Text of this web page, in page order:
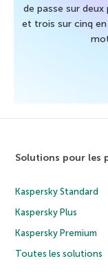
de passe sur
et trois sur cinq en
Solutions pour les
Kaspersky Standard
Kaspersky Plus
Kaspersky Premium
Toutes les solutions